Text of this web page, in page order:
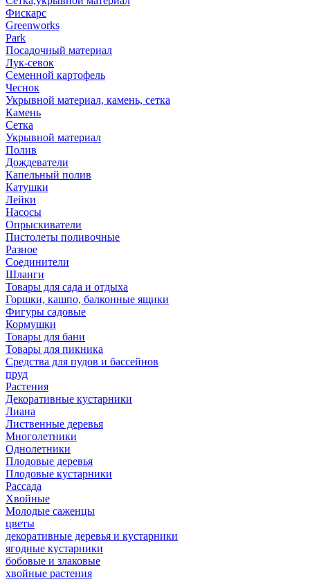
Фискарс
Greenworks
Park
Посадочный материал
Лук-севок
Семенной картофель
Чеснок
Укрывной материал, камень, сетка
Камень
Сетка
Укрывной материал
Полив
Дождеватели
Капельный полив
Катушки
Лейки
Насосы
Опрыскиватели
Пистолеты поливочные
Разное
Соединители
Шланги
Товары для сада и отдыха
Горшки, кашпо, балконные ящики
Фигуры садовые
Кормушки
Товары для бани
Товары для пикника
Средства для пудов и бассейнов
пруд
Растения
Декоративные кустарники
Лиана
Лиственные деревья
Многолетники
Однолетники
Плодовые деревья
Плодовые кустарники
Рассада
Хвойные
Молодые саженцы
цветы
декоративные деревья и кустарники
ягодные кустарники
бобовые и злаковые
хвойные растения